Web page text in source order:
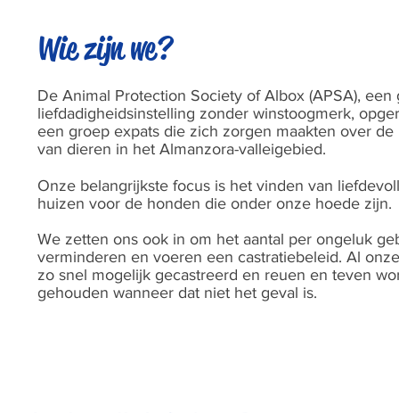
Wie zijn we?
De Animal Protection Society of Albox (APSA), een
liefdadigheidsinstelling zonder winstoogmerk,
een groep expats die zich zorgen maakten over de
van dieren in het Almanzora-valleigebied.
Onze belangrijkste focus is het vinden van
huizen voor de honden die onder onze hoede zijn.
We zetten ons ook in om het aantal per ongeluk
verminderen en voeren een castratiebeleid. Al
zo snel mogelijk gecastreerd en reuen en teven
gehouden wanneer dat niet het geval is.